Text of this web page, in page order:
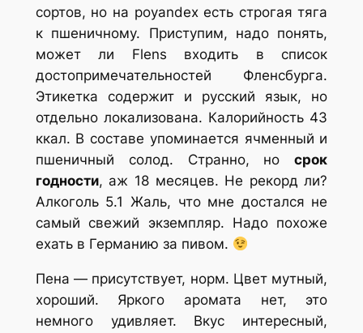
сортов, но на poyandex есть строгая тяга
к пшеничному. Приступим, надо понять,
может ли Flens входить в список
достопримечательностей Фленсбурга.
Этикетка содержит и русский язык, но
отдельно локализована. Калорийность 43
ккал. В составе упоминается ячменный и
пшеничный солод. Странно, носрок
годности, аж 18 месяцев. Не рекорд ли?
Алкоголь 5.1 Жаль, что мне достался не
самый свежий экземпляр. Надо похоже
ехать в Германию за пивом.
Пена — присутствует, норм. Цвет мутный,
хороший. Яркого аромата нет, это
немного удивляет. Вкус интересный,